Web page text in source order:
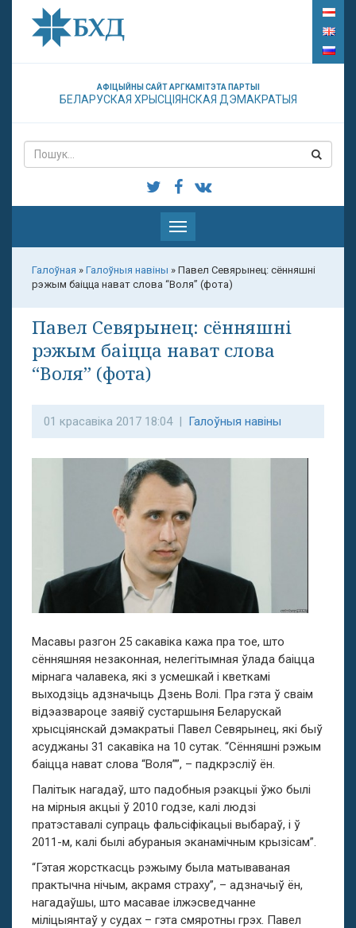
АФІЦЫЙНЫ САЙТ АРГКАМІТЭТА ПАРТЫІ
БЕЛАРУСКАЯ ХРЫСЦІЯНСКАЯ ДЭМАКРАТЫЯ
Паказаць
меню
Галоўная » Галоўныя навіны » Павел Севярынец: сённяшні
рэжым баіцца нават слова “Воля” (фота)
Павел Севярынец: сённяшні
рэжым баіцца нават слова
“Воля” (фота)
01 красавіка 2017 18:04 | Галоўныя навіны
Масавы разгон 25 сакавіка кажа пра тое, што
сённяшняя незаконная, нелегітымная ўлада баіцца
мірнага чалавека, які з усмешкай і кветкамі
выходзіць адзначыць Дзень Волі. Пра гэта ў сваім
відэазвароце заявіў сустаршыня Беларускай
хрысціянскай дэмакратыі Павел Севярынец, які быў
асуджаны 31 сакавіка на 10 сутак. “Сённяшні рэжым
баіцца нават слова “Воля””, – падкрэсліў ён.
Палітык нагадаў, што падобныя рэакцыі ўжо былі
на мірныя акцыі ў 2010 годзе, калі людзі
пратэставалі супраць фальсіфікацыі выбараў, і ў
2011-м, калі былі абураныя эканамічным крызісам”.
“Гэтая жорсткасць рэжыму была матываваная
практычна нічым, акрамя страху”, – адзначыў ён,
нагадаўшы, што масавае ілжэсведчанне
міліцыянтаў у судах – гэта смяротны грэх. Павел